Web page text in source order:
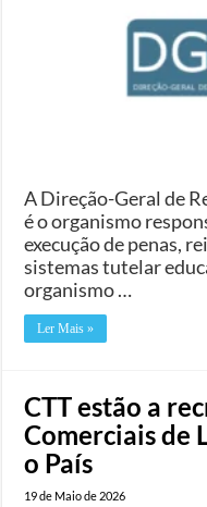
A Direção-Geral de
é o organismo
execução de penas,
sistemas tutelar
organismo …
Ler Mais »
CTT estão a
Comerciais de
o País
19 de Maio de 2026